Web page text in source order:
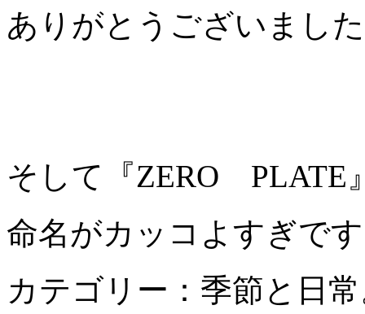
ありがとうございまし
そして『ZERO PLATE
命名がカッコよすぎで
カテゴリー：季節と日